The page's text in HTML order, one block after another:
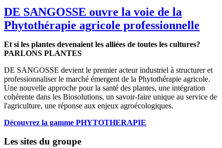
DE SANGOSSE ouvre la voie de la
Phytothérapie agricole professionnelle
Et si les plantes devenaient les alliées de toutes les cultures?
PARLONS PLANTES
DE SANGOSSE devient le premier acteur industriel à structurer et
professionnaliser le marché émergent de la Phytothérapie agricole.
Une nouvelle approche pour la santé des plantes, une intégration
cohérente dans les Biosolutions, un savoir-faire unique au service de
l'agriculture, une réponse aux enjeux agroécologiques.
Découvrez la gamme PHYTOTHERAPIE
Les sites du groupe